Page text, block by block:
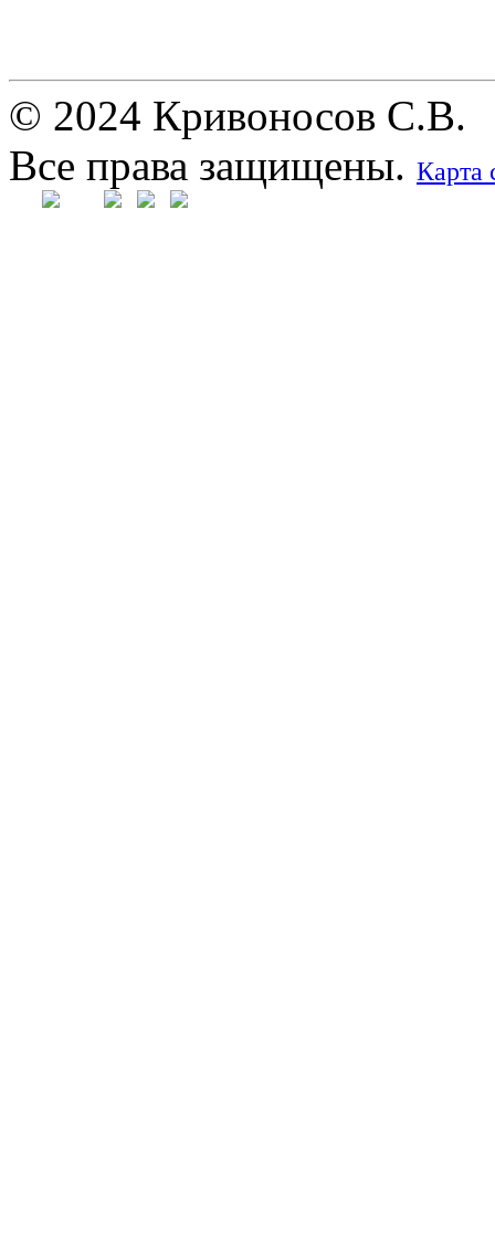
© 2024 Кривоносов С.В.
Все права защищены. Карта